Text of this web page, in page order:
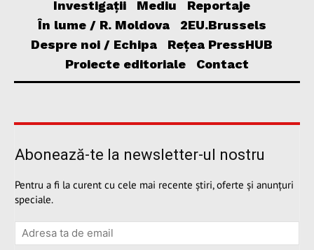
Investigații
Mediu
Reportaje
În lume / R. Moldova
2EU.Brussels
Despre noi / Echipa
Rețea PressHUB
Proiecte editoriale
Contact
Abonează-te la newsletter-ul nostru
Pentru a fi la curent cu cele mai recente știri, oferte și anunțuri
speciale.